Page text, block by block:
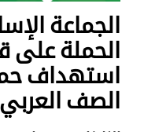
الجماعة
الحملة
استهداف
الصف العربي